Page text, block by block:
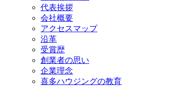
代表挨拶
会社概要
アクセスマップ
沿革
受賞歴
創業者の思い
企業理念
喜多ハウジングの教育